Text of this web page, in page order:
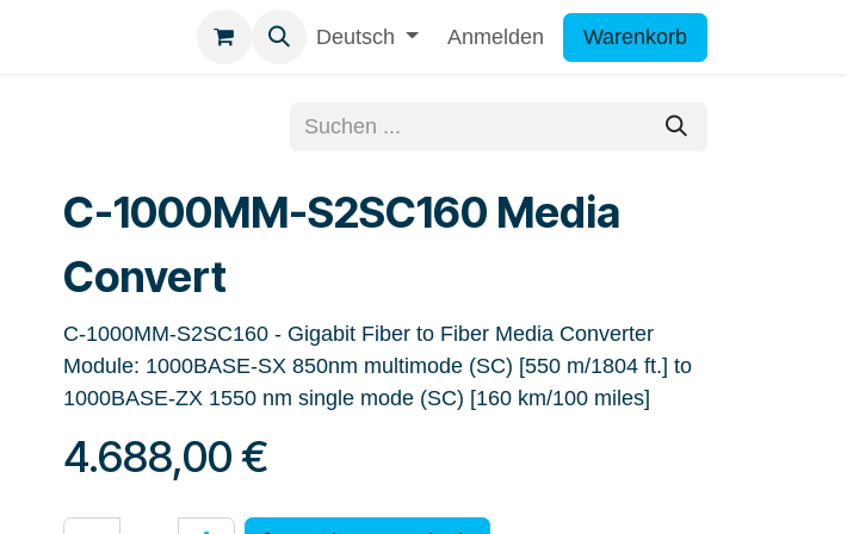
Deutsch Anmelden Warenkorb
C-1000MM-S2SC160 Media
Convert
C-1000MM-S2SC160 - Gigabit Fiber to Fiber Media Converter
Module: 1000BASE-SX 850nm multimode (SC) [550 m/1804 ft.] to
1000BASE-ZX 1550 nm single mode (SC) [160 km/100 miles]
4.688,00 €